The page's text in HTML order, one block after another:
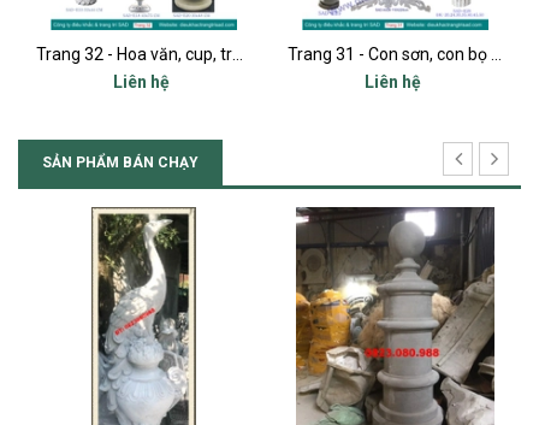
Liên hệ
Liên hệ
SẢN PHẨM BÁN CHẠY